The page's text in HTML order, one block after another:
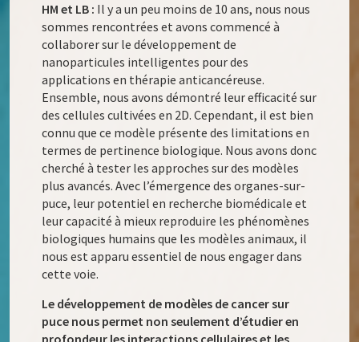
HM et LB : Il y a un peu moins de 10 ans, nous nous
sommes rencontrées et avons commencé à
collaborer sur le développement de
nanoparticules intelligentes pour des
applications en thérapie anticancéreuse.
Ensemble, nous avons démontré leur efficacité sur
des cellules cultivées en 2D. Cependant, il est bien
connu que ce modèle présente des limitations en
termes de pertinence biologique. Nous avons donc
cherché à tester les approches sur des modèles
plus avancés. Avec l’émergence des organes-sur-
puce, leur potentiel en recherche biomédicale et
leur capacité à mieux reproduire les phénomènes
biologiques humains que les modèles animaux, il
nous est apparu essentiel de nous engager dans
cette voie.
Le développement de modèles de cancer sur
puce nous permet non seulement d’étudier en